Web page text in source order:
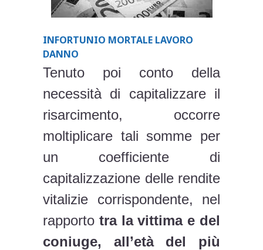
INFORTUNIO MORTALE LAVORO
DANNO
Tenuto poi conto della
necessità di capitalizzare il
risarcimento, occorre
moltiplicare tali somme per
un coefficiente di
capitalizzazione delle rendite
vitalizie corrispondente, nel
rapporto tra la vittima e del
coniuge, all’età del più